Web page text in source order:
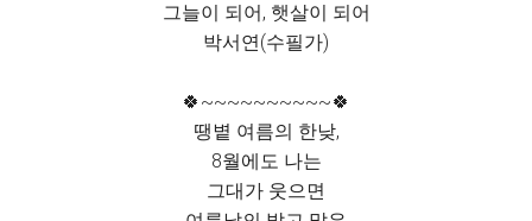
그늘이 되어, 햇살이 되어
박서연(수필가)
🍀~~~~~~~~~~🍀
땡볕 여름의 한낮,
8월에도 나는
그대가 웃으면